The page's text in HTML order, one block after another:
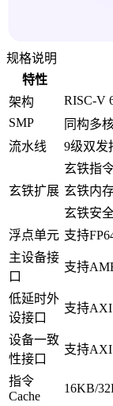
规格说明
特性
架构
RISC-V
SMP
同构多
流水线
9级双发
玄铁扩展
玄铁指
玄铁内
玄铁安
浮点单元 支持
主设备接
口
支持
低延时外
设接口
支持AXI
设备一致
性接口
支持AXI
指令
Cache
16KB/